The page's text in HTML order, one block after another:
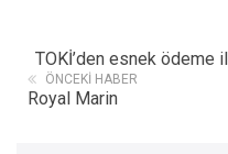
TOKİ’den esnek ödeme
ÖNCEKI HABER
Royal Marin